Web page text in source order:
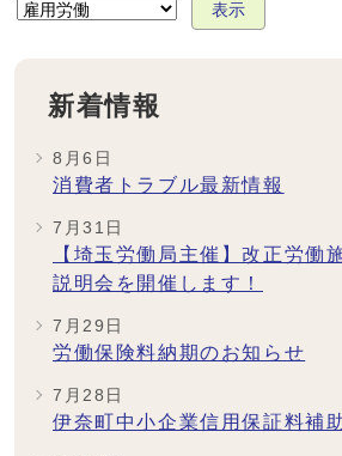
表示
新着情報
8月6日
消費者トラブル最新情報
7月31日
【埼玉労働局主催】改正労働
説明会を開催します！
7月29日
労働保険料納期のお知らせ
7月28日
伊奈町中小企業信用保証料補